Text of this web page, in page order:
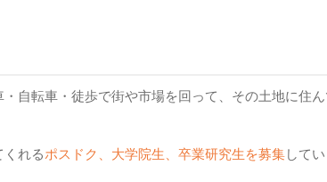
自転車・徒歩で街や市場を回って、その土地に住
れるポスドク、大学院生、卒業研究生を募集してい